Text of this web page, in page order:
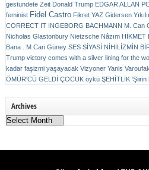
gestundete Zeit Donald Trump EDGAR ALLAN
feminist Fidel Castro Fikret YAZ Gidersen
CORRECT IT INGEBORG BACHMANN M. Can
Nicholas Glastonbury Nietzsche Nâzım HİKMET
Bana . M Can Güney SES SİYASİ NİHİLİZMİN
Trump victory comes with a silver lining for the
kadar faşizmi yaşayacak Vizyoner Yanis
ÖMÜR'CÜ GELDİ ÇOCUK öykü ŞEHİTLİK
Archives
Archives